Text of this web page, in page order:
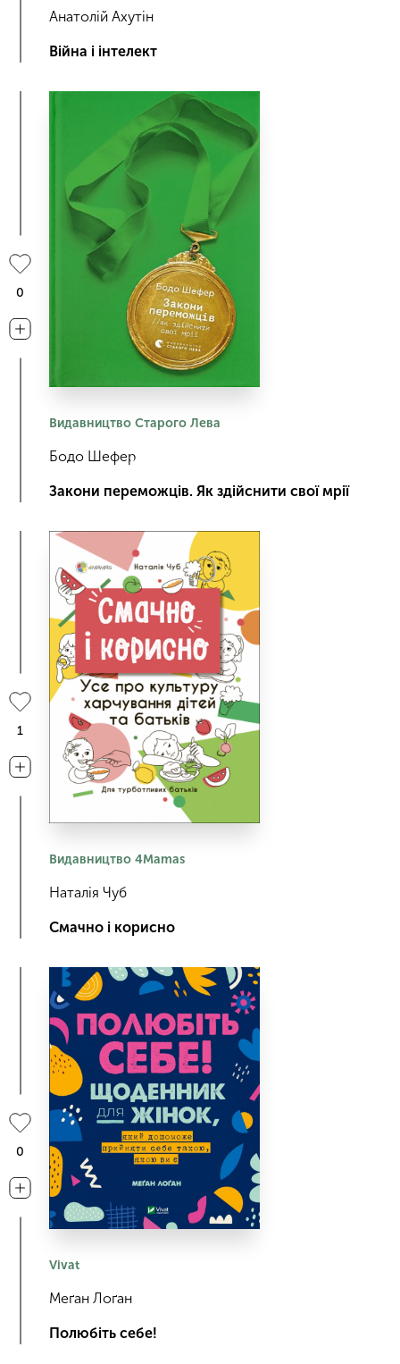
Анатолій Ахутін
Війна і інтелект
Видавництво Старого Лева
Бодо Шефер
Закони переможців. Як здійснити cвої мрії
0
Видавництво 4Mamas
Наталія Чуб
Смачно і корисно
1
Vivat
Меґан Лоґан
Полюбіть себе!
0